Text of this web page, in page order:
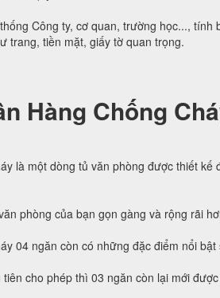
Công ty, cơ quan, trường học...,
trang, tiền mặt, giấy tờ quan trọng.
Hàng Chống
là một dòng tủ văn phòng được thiết
phòng của bạn gọn gàng và rộng rãi
04 ngăn còn có những đặc điểm nổi bật
cho phép thì 03 ngăn còn lại mới